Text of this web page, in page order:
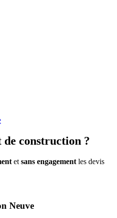
de construction ?
et sans engagement les devis
Neuve